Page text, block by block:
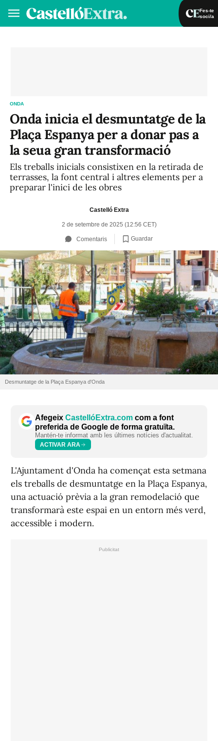
Fes-te
soci/a
ONDA
Onda inicia el desmuntatge de la
Plaça Espanya per a donar pas a
la seua gran transformació
Els treballs inicials consistixen en la retirada de
terrasses, la font central i altres elements per a
preparar l'inici de les obres
Castelló Extra
2 de setembre de 2025 (12:56 CET)
Comentaris Guardar
Desmuntatge de la Plaça Espanya d'Onda
Afegeix CastellóExtra.com com a font
preferida de Google de forma gratuïta.
Mantén-te informat amb les últimes notícies d'actualitat.
ACTIVAR ARA
L'Ajuntament d'Onda ha començat esta setmana
els treballs de desmuntatge en la Plaça Espanya,
una actuació prèvia a la gran remodelació que
transformarà este espai en un entorn més verd,
accessible i modern.